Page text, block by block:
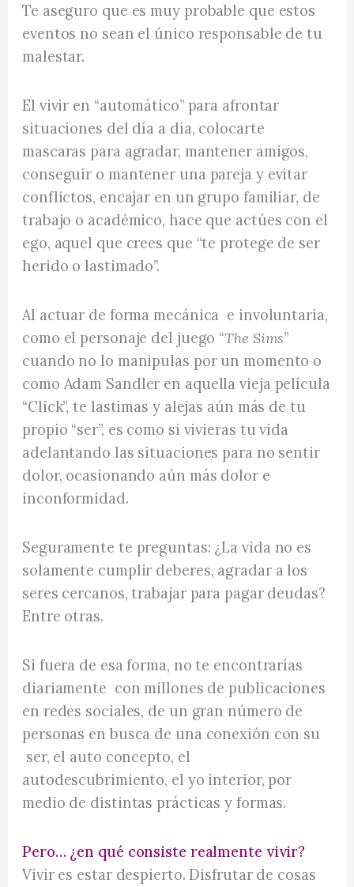
Te aseguro que es muy probable que estos
eventos no sean el único responsable de tu
malestar.
El vivir en “automático” para afrontar
situaciones del día a día, colocarte
mascaras para agradar, mantener amigos,
conseguir o mantener una pareja y evitar
conflictos, encajar en un grupo familiar, de
trabajo o académico, hace que actúes con el
ego, aquel que crees que “te protege de ser
herido o lastimado”.
Al actuar de forma mecánica e involuntaria,
como el personaje del juego “The Sims”
cuando no lo manipulas por un momento o
como Adam Sandler en aquella vieja película
“Click”, te lastimas y alejas aún más de tu
propio “ser”, es como si vivieras tu vida
adelantando las situaciones para no sentir
dolor, ocasionando aún más dolor e
inconformidad.
Seguramente te preguntas: ¿La vida no es
solamente cumplir deberes, agradar a los
seres cercanos, trabajar para pagar deudas?
Entre otras.
Si fuera de esa forma, no te encontrarías
diariamente con millones de publicaciones
en redes sociales, de un gran número de
personas en busca de una conexión con su
ser, el auto concepto, el
autodescubrimiento, el yo interior, por
medio de distintas prácticas y formas.
Pero… ¿en qué consiste realmente vivir?
Vivir es estar despierto. Disfrutar de cosas